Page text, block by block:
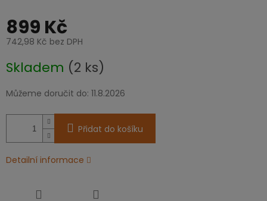
899 Kč
742,98 Kč bez DPH
cena:
Skladem (2 ks)
Můžeme doručit do: 11.8.2026
Přidat do košíku
Detailní informace